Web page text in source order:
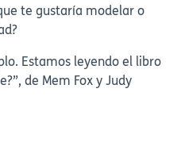
te gustaría modelar o
Estamos leyendo el libro
de Mem Fox y Judy